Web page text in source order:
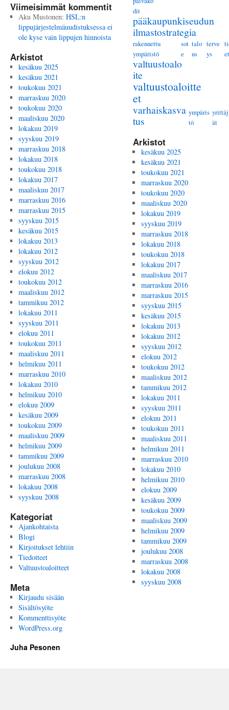
Viimeisimmät kommentit
Aku Mustonen: HSL:n
lippujärjestelmäuudistuksessa ei
ole kyse vain lippujen hinnoista
Arkistot
kesäkuu 2025
kesäkuu 2021
toukokuu 2021
marraskuu 2020
toukokuu 2020
maaliskuu 2020
lokakuu 2019
syyskuu 2019
marraskuu 2018
lokakuu 2018
toukokuu 2018
lokakuu 2017
maaliskuu 2017
marraskuu 2016
marraskuu 2015
syyskuu 2015
kesäkuu 2015
lokakuu 2013
lokakuu 2012
syyskuu 2012
elokuu 2012
toukokuu 2012
maaliskuu 2012
tammikuu 2012
lokakuu 2011
syyskuu 2011
elokuu 2011
toukokuu 2011
maaliskuu 2011
helmikuu 2011
marraskuu 2010
lokakuu 2010
helmikuu 2010
elokuu 2009
kesäkuu 2009
toukokuu 2009
maaliskuu 2009
helmikuu 2009
tammikuu 2009
joulukuu 2008
marraskuu 2008
lokakuu 2008
syyskuu 2008
Kategoriat
Ajankohtaista
Blogi
Kirjoitukset lehtiin
Tiedotteet
Valtuustoaloitteet
Meta
Kirjaudu sisään
Sisältösyöte
Kommenttisyöte
WordPress.org
dit
pääkaupunkiseudun
ilmastostrategia
rakennettu
ympäristö
sot
e
talo
us
terve
ys
et
valtuustoalo
ite
valtuustoaloitte
et
varhaiskasva
tus
ympäris
tö
yrittäj
ät
Arkistot
kesäkuu 2025
kesäkuu 2021
toukokuu 2021
marraskuu 2020
toukokuu 2020
maaliskuu 2020
lokakuu 2019
syyskuu 2019
marraskuu 2018
lokakuu 2018
toukokuu 2018
lokakuu 2017
maaliskuu 2017
marraskuu 2016
marraskuu 2015
syyskuu 2015
kesäkuu 2015
lokakuu 2013
lokakuu 2012
syyskuu 2012
elokuu 2012
toukokuu 2012
maaliskuu 2012
tammikuu 2012
lokakuu 2011
syyskuu 2011
elokuu 2011
toukokuu 2011
maaliskuu 2011
helmikuu 2011
marraskuu 2010
lokakuu 2010
helmikuu 2010
elokuu 2009
kesäkuu 2009
toukokuu 2009
maaliskuu 2009
helmikuu 2009
tammikuu 2009
joulukuu 2008
marraskuu 2008
lokakuu 2008
syyskuu 2008
Juha Pesonen